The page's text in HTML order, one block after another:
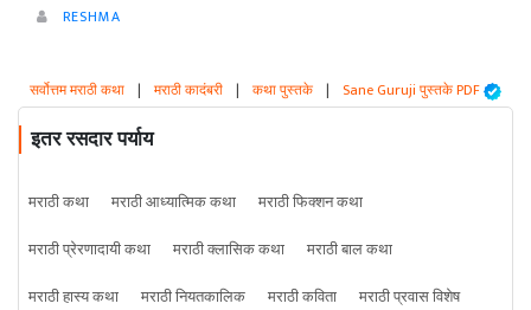
RESHMA
सर्वोत्तम मराठी कथा | मराठी कादंबरी | कथा पुस्तके | Sane Guruji पुस्तके PDF
इतर रसदार पर्याय
मराठी कथा मराठी आध्यात्मिक कथा
मराठी फिक्शन कथा
मराठी प्रेरणादायी कथा
मराठी क्लासिक कथा
मराठी बाल कथा
मराठी हास्य कथा
मराठी नियतकालिक मराठी कविता
मराठी प्रवास विशेष